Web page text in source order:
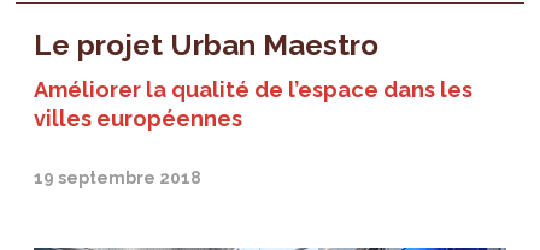
Le projet Urban Maestro
Améliorer la qualité de l’espace dans les
villes européennes
19 septembre 2018